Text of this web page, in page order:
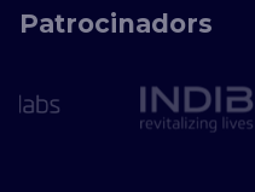
Patrocinadors